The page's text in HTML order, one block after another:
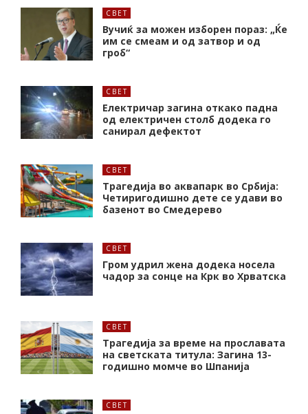
СВЕТ
Вучиќ за можен изборен пораз: „Ќе
им се смеам и од затвор и од
гроб“
СВЕТ
Електричар загина откако падна
од електричен столб додека го
санирал дефектот
СВЕТ
Трагедија во аквапарк во Србија:
Четиригодишно дете се удави во
базенот во Смедерево
СВЕТ
Гром удрил жена додека носела
чадор за сонце на Крк во Хрватска
СВЕТ
Трагедија за време на прославата
на светската титула: Загина 13-
годишно момче во Шпанија
СВЕТ